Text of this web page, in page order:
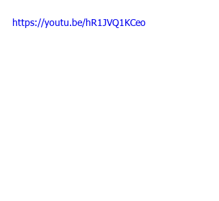
https://youtu.be/hR1JVQ1KCeo